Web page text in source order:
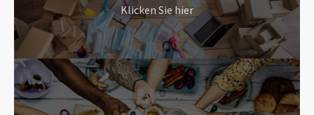
Klicken Sie hier